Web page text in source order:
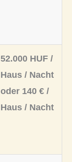
52.000 HUF /
Haus / Nacht
oder 140 € /
Haus / Nacht